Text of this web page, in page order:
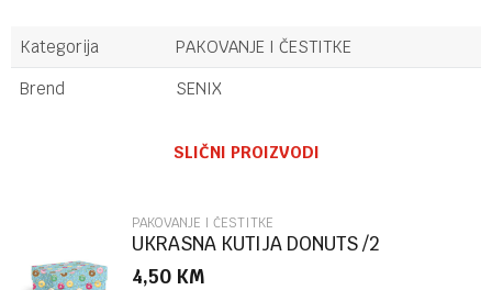
Kategorija
PAKOVANJE I ČESTITKE
Brend
SENIX
Poruka
SLIČNI PROIZVODI
PAKOVANJE I ČESTITKE
UKRASNA KUTIJA DONUTS /2
MARPIMAR
4,50 KM